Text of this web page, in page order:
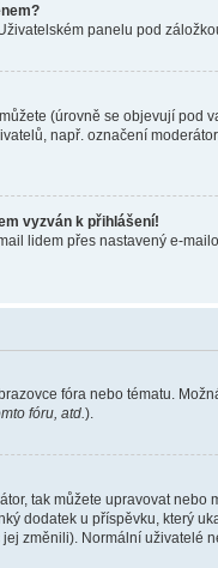
panelu pod
(úrovně se objevují pod
např. označení
vyzván k přihlášení!
lidem přes nastavený e-
fóra nebo tématu.
fóru, atd. ).
tak můžete upravovat
dodatek u příspěvku, který
změnili). Normální uživatelé